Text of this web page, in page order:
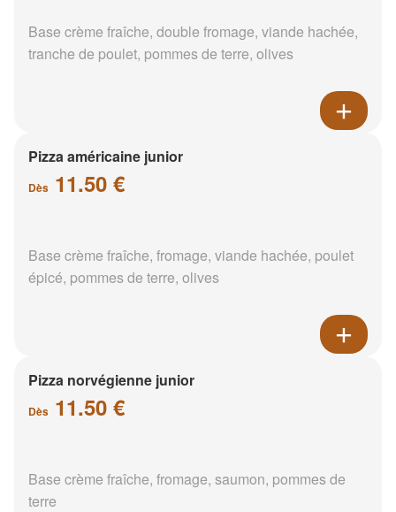
Base crème fraîche, double fromage, viande hachée,
tranche de poulet, pommes de terre, olives
Pizza américaine junior
Dès 11.50 €
Base crème fraîche, fromage, viande hachée, poulet
épicé, pommes de terre, olives
Pizza norvégienne junior
Dès 11.50 €
Base crème fraîche, fromage, saumon, pommes de
terre